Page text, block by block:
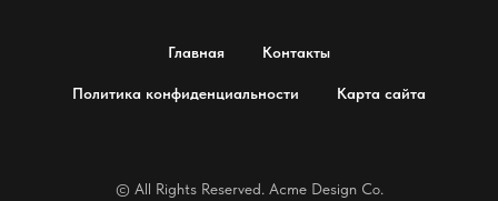
Главная Контакты
Политика конфиденциальности Карта сайта
© All Rights Reserved. Acme Design Co.